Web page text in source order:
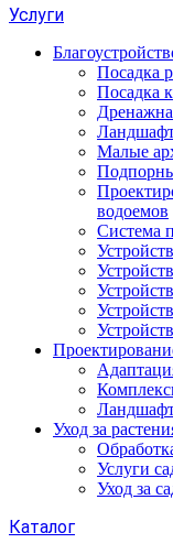
Услуги
Посадка
Посадка
Малые
водоемов
Система
Уход за
Услуги
Уход за
Каталог